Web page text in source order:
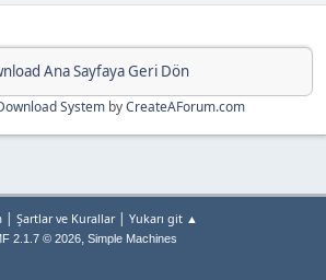
Ana Sayfaya Geri Dön
SystembyCreateAForum.com
| Şartlar ve Kurallar| Yukarı git ▲
2.1.7 © 2026, Simple Machines